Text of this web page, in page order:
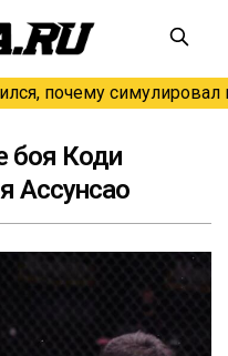
почему симулировал
боя Коди
Ассунсао